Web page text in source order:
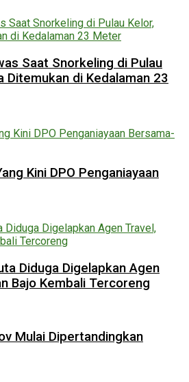
Saat Snorkeling di Pulau
Ditemukan di Kedalaman 23
Kini DPO Penganiayaan
Diduga Digelapkan Agen
Bajo Kembali Tercoreng
Mulai Dipertandingkan